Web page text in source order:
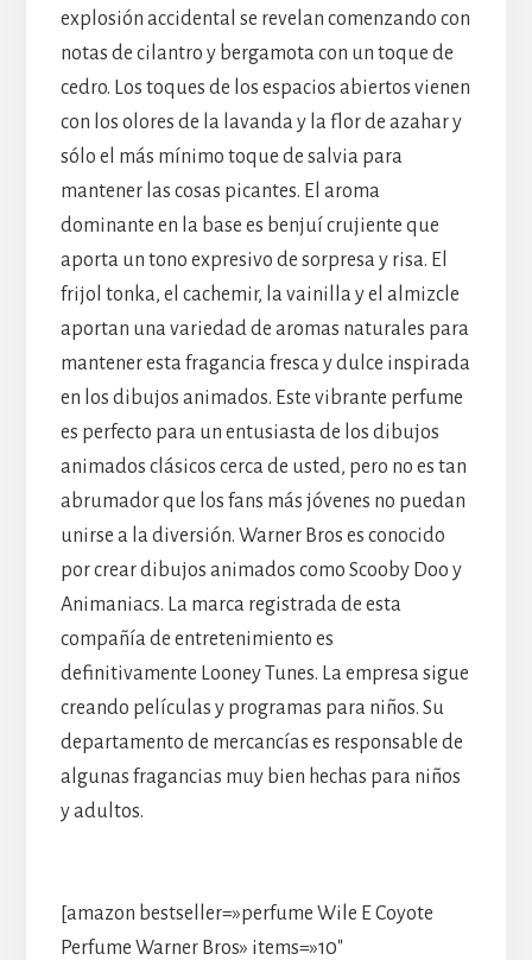
explosión accidental se revelan comenzando con
notas de cilantro y bergamota con un toque de
cedro. Los toques de los espacios abiertos vienen
con los olores de la lavanda y la flor de azahar y
sólo el más mínimo toque de salvia para
mantener las cosas picantes. El aroma
dominante en la base es benjuí crujiente que
aporta un tono expresivo de sorpresa y risa. El
frijol tonka, el cachemir, la vainilla y el almizcle
aportan una variedad de aromas naturales para
mantener esta fragancia fresca y dulce inspirada
en los dibujos animados. Este vibrante perfume
es perfecto para un entusiasta de los dibujos
animados clásicos cerca de usted, pero no es tan
abrumador que los fans más jóvenes no puedan
unirse a la diversión. Warner Bros es conocido
por crear dibujos animados como Scooby Doo y
Animaniacs. La marca registrada de esta
compañía de entretenimiento es
definitivamente Looney Tunes. La empresa sigue
creando películas y programas para niños. Su
departamento de mercancías es responsable de
algunas fragancias muy bien hechas para niños
y adultos.
[amazon bestseller=»perfume Wile E Coyote
Perfume Warner Bros» items=»10″